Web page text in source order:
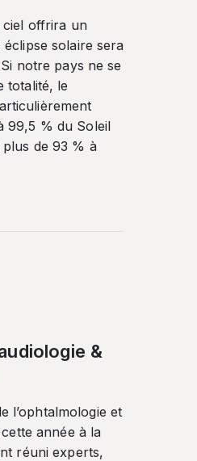
ciel offrira un
solaire sera
notre pays ne se
totalité, le
99,5 % du Soleil
de 93 % à
&
l’ophtalmologie et
année à la
réuni experts,